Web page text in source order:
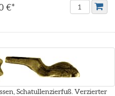
€*
Schatullenzierfuß. Verzierter